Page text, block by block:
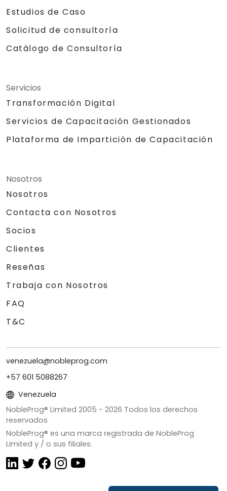
Estudios de Caso
Solicitud de consultoría
Catálogo de Consultoría
Servicios
Transformación Digital
Servicios de Capacitación Gestionados
Plataforma de Impartición de Capacitación
Nosotros
Nosotros
Contacta con Nosotros
Socios
Clientes
Reseñas
Trabaja con Nosotros
FAQ
T&C
venezuela@nobleprog.com
+57 601 5088267
Venezuela
NobleProg® Limited 2005 - 2026 Todos los derechos
reservados
NobleProg® es una marca registrada de NobleProg
Limited y / o sus filiales.